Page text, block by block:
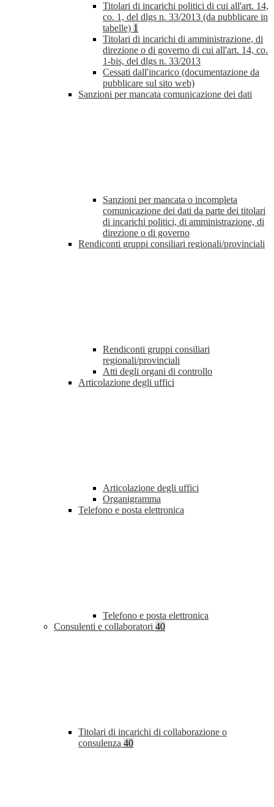
Titolari di incarichi politici di cui all'art. 14,
co. 1, del dlgs n. 33/2013 (da pubblicare in
tabelle) 1
Titolari di incarichi di amministrazione, di
direzione o di governo di cui all'art. 14, co.
1-bis, del dlgs n. 33/2013
Cessati dall'incarico (documentazione da
pubblicare sul sito web)
Sanzioni per mancata comunicazione dei dati
Sanzioni per mancata o incompleta
comunicazione dei dati da parte dei titolari
di incarichi politici, di amministrazione, di
direzione o di governo
Rendiconti gruppi consiliari regionali/provinciali
Rendiconti gruppi consiliari
regionali/provinciali
Atti degli organi di controllo
Articolazione degli uffici
Articolazione degli uffici
Organigramma
Telefono e posta elettronica
Telefono e posta elettronica
Consulenti e collaboratori 40
Titolari di incarichi di collaborazione o
consulenza 40